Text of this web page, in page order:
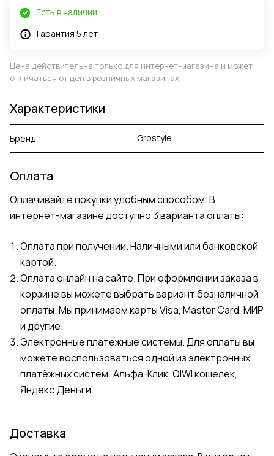
Есть в наличии
Гарантия 5 лет
Цена действительна только для интернет-магазина и может
отличаться от цен в розничных магазинах
Характеристики
Бренд Grostyle
Оплата
Оплачивайте покупки удобным способом. В
интернет-магазине доступно 3 варианта оплаты:
Оплата при получении. Наличными или банковской
картой.
Оплата онлайн на сайте. При оформлении заказа в
корзине вы можете выбрать вариант безналичной
оплаты. Мы принимаем карты Visa, Master Card, МИР
и другие.
Электронные платежные системы. Для оплаты вы
можете воспользоваться одной из электронных
платёжных систем: Альфа-Клик, QIWI кошелек,
Яндекс.Деньги.
Доставка